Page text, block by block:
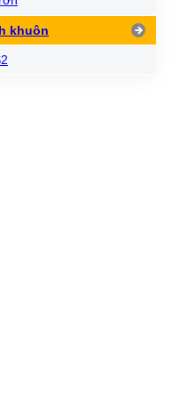
Dầu làm mát máy cắt Laser
Kem chống kẹt
khuôn